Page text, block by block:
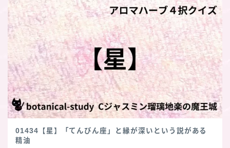
01434【星】「てんびん座」と縁が深いという説がある
精油